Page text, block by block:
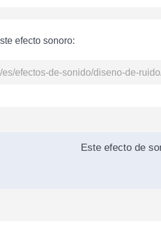
efecto sonoro:
Este efecto de